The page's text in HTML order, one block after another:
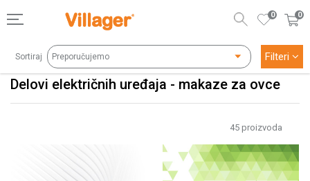
0
0
Delovi električnih uređaja - makaze za ovce
Sortiraj Filteri
45 proizvoda